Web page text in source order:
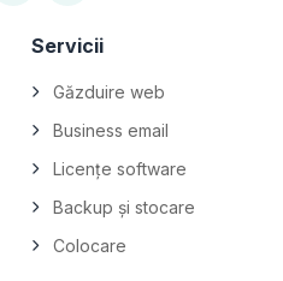
Servicii
Găzduire web
Business email
Licențe software
Backup și stocare
Colocare